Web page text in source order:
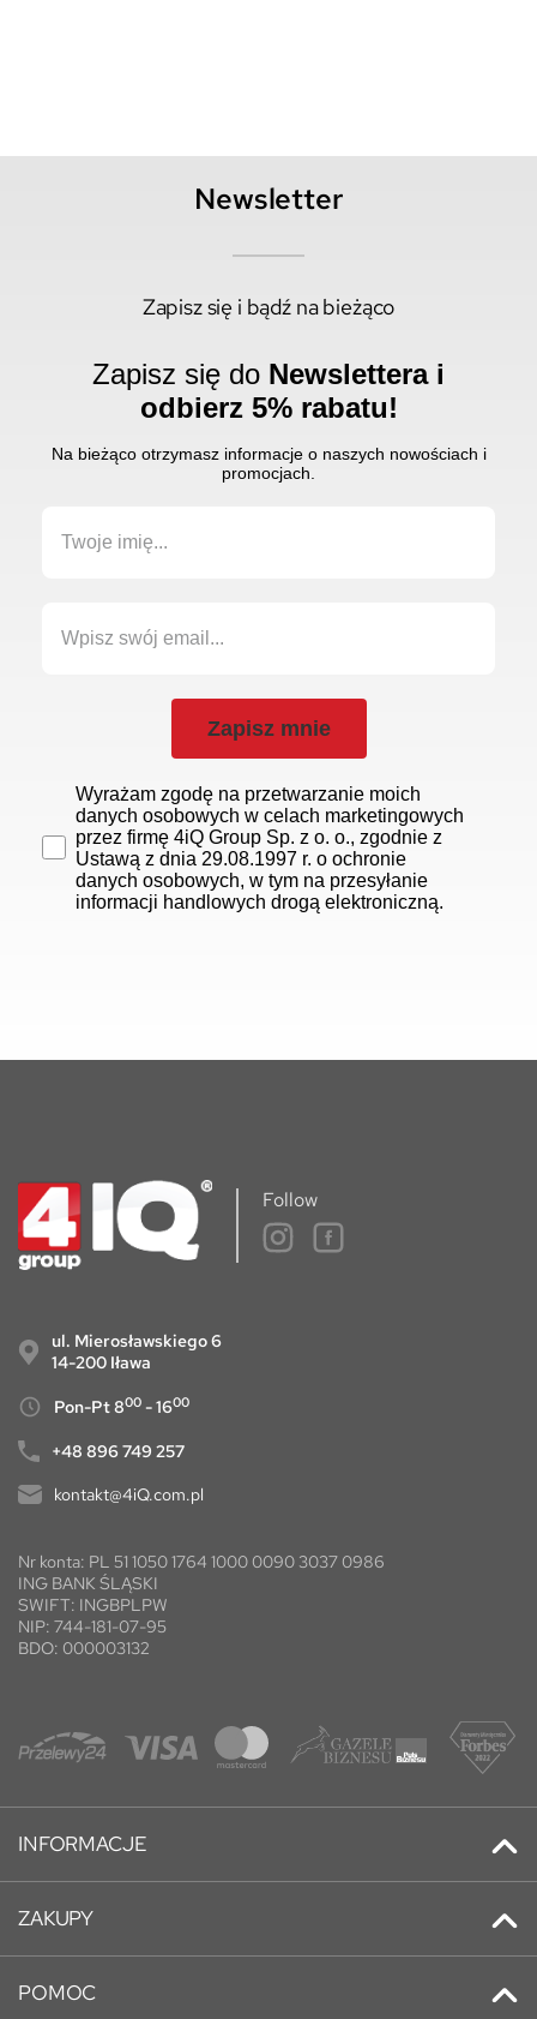
Newsletter
Zapisz się i bądź na bieżąco
Zapisz się do Newslettera i
odbierz 5% rabatu!
Na bieżąco otrzymasz informacje o naszych nowościach i
promocjach.
Zapisz mnie
Wyrażam zgodę na przetwarzanie moich
danych osobowych w celach marketingowych
przez firmę 4iQ Group Sp. z o. o., zgodnie z
Ustawą z dnia 29.08.1997 r. o ochronie
danych osobowych, w tym na przesyłanie
informacji handlowych drogą elektroniczną.
Follow
ul. Mierosławskiego 6
14-200 Iława
Pon-Pt 800 - 1600
+48 896 749 257
kontakt@4iQ.com.pl
Nr konta: PL 51 1050 1764 1000 0090 3037 0986
ING BANK ŚLĄSKI
SWIFT: INGBPLPW
NIP: 744-181-07-95
BDO: 000003132
INFORMACJE
Kontakt
Promocje
ZAKUPY
Adresy
Historia zamówień
POMOC